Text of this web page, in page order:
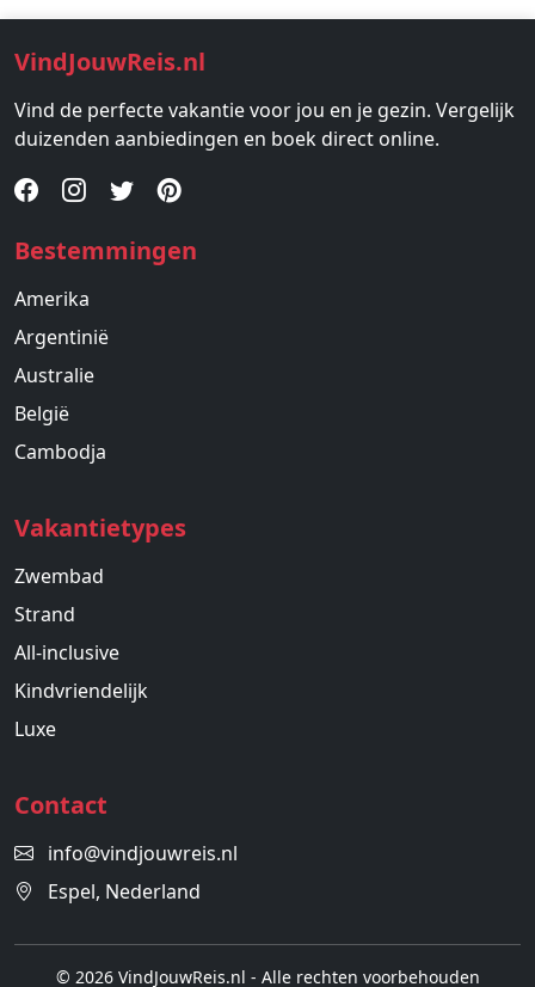
VindJouwReis.nl
Vind de perfecte vakantie voor jou en je gezin. Vergelijk
duizenden aanbiedingen en boek direct online.
Bestemmingen
Amerika
Argentinië
Australie
België
Cambodja
Vakantietypes
Zwembad
Strand
All-inclusive
Kindvriendelijk
Luxe
Contact
info@vindjouwreis.nl
Espel, Nederland
© 2026 VindJouwReis.nl - Alle rechten voorbehouden